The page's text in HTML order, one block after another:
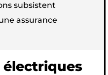
subsistent
assurance